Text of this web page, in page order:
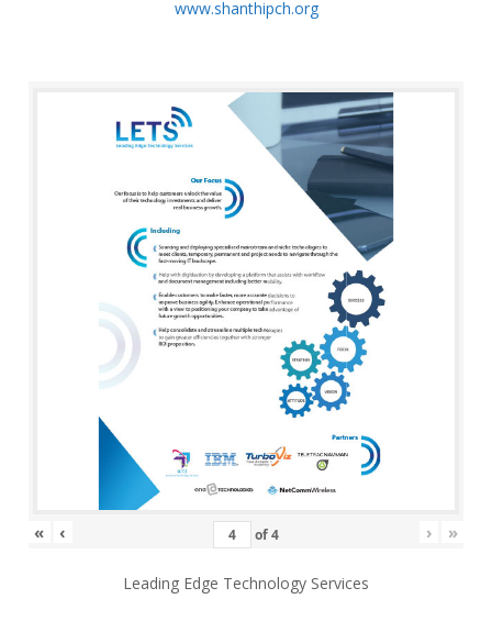
www.shanthipch.org
« ‹ of4 › »
Leading Edge Technology Services